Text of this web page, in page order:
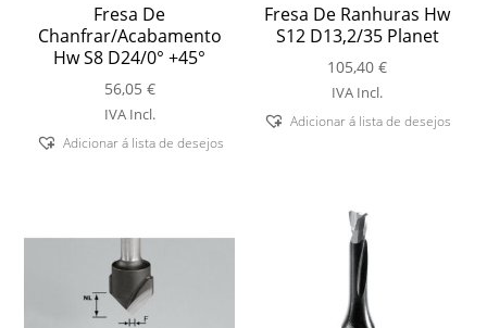
Fresa De
Chanfrar/Acabamento
Hw S8 D24/0° +45°
56,05 €
IVA Incl.
Adicionar á lista de desejos
Fresa De Ranhuras Hw
S12 D13,2/35 Planet
105,40€
IVA Incl.
Adicionar á lista de desejos